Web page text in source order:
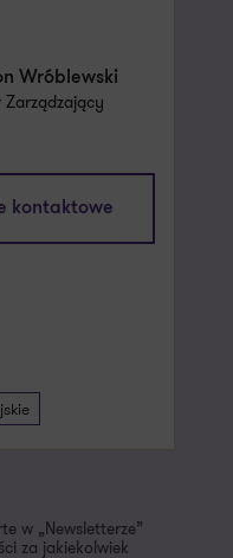
Wróblewski
Zarządzający
kontaktowe
w „Newsletterze”
za jakiekolwiek